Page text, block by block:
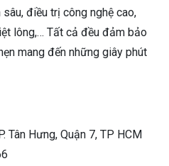
điều trị công nghệ cao,
lông,… Tất cả đều đảm bảo
mang đến những giây phút
Tân Hưng, Quận 7, TP HCM